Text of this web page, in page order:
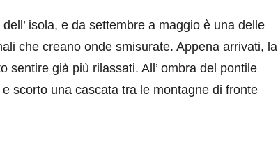
isola, e da settembre a maggio è una delle
che creano onde smisurate. Appena arrivati, la
sentire già più rilassati. All’ ombra del pontile
scorto una cascata tra le montagne di fronte
di
eventi
Eventi di aprile 2026 a
Rimini e dintorni
Marzo 31, 2026